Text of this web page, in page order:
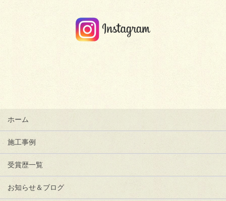
ホーム
施工事例
受賞歴一覧
お知らせ＆ブログ